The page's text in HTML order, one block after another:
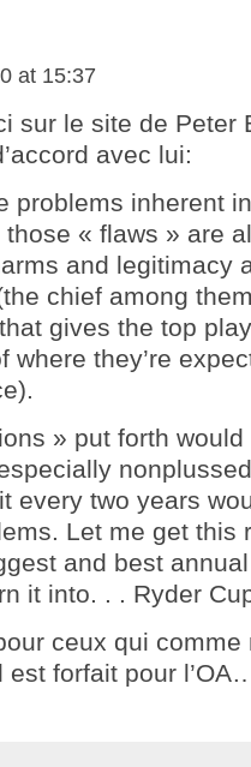
at 15:37
sur le site de Peter
avec lui:
problems inherent
« flaws » are
and legitimacy
chief among
gives the top
where they’re
» put forth
every two years
Let me get this
and best
it into. . . Ryder
ceux qui
est forfait pour